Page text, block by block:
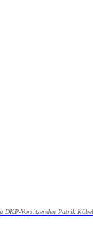
DKP-Vorsitzenden Patrik